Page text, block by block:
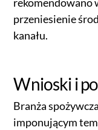
przeniesienie
kanału.
Wnioski i
Branża
imponującym